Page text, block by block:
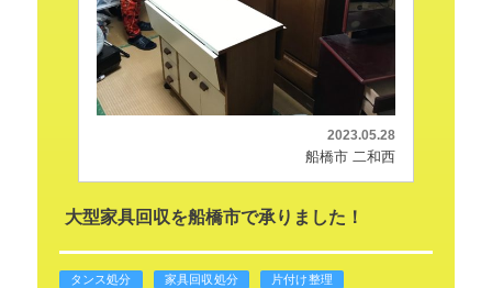
2023.05.28
船橋市 二和西
大型家具回収を船橋市で承りました！
タンス処分 家具回収処分 片付け整理